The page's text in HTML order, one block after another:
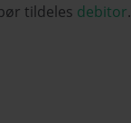
tildeles debitor.